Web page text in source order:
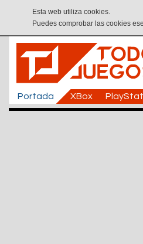
Esta web utiliza cookies.
Puedes comprobar las cookies
Portada XBox